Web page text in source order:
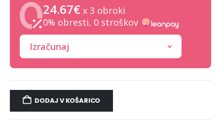
24.67€ x 3 obroki
0% obresti, 0 stroškov
Izračunaj
DODAJ V KOŠARICO